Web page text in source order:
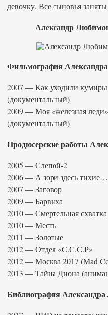
девочку. Все сыновья
Александр
Фильмография
2007 — Как уходили
(документальный)
2009 — Моя «железная
(документальный)
Продюсерские работы
2005 — Слепой-2
2006 — А зори здесь тихие…
2007 — Заговор
2009 — Барвиха
2010 — Смертельная схватка
2010 — Месть
2011 — Золотые
2012 — Отдел «С.С.С.Р»
2012 — Москва 2017 (Mad
2013 — Тайна Диона
Библиография